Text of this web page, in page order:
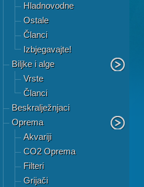
Hladnovodne
Ostale
Članci
Izbjegavajte!
Biljke i alge
Vrste
Članci
Beskralježnjaci
Oprema
Akvariji
CO2 Oprema
Filteri
Grijači